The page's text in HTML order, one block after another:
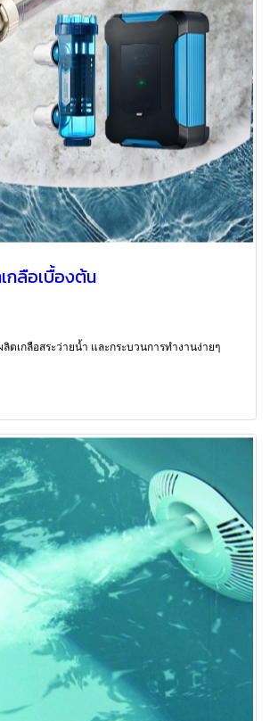
กลือเบื้องต้น
ตเกลือสระว่ายน้ำ และกระบวนการทำงานง่ายๆ